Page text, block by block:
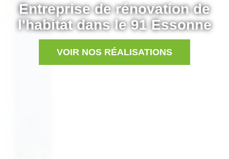
Entreprise de rénovation de
l'habitat dans le 91 Essonne
VOIR NOS RÉALISATIONS